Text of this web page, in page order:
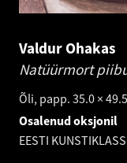
Valdur Ohakas
Natüürmort
Õli, papp. 35.0 ×
Osalenud oksjonil
EESTI